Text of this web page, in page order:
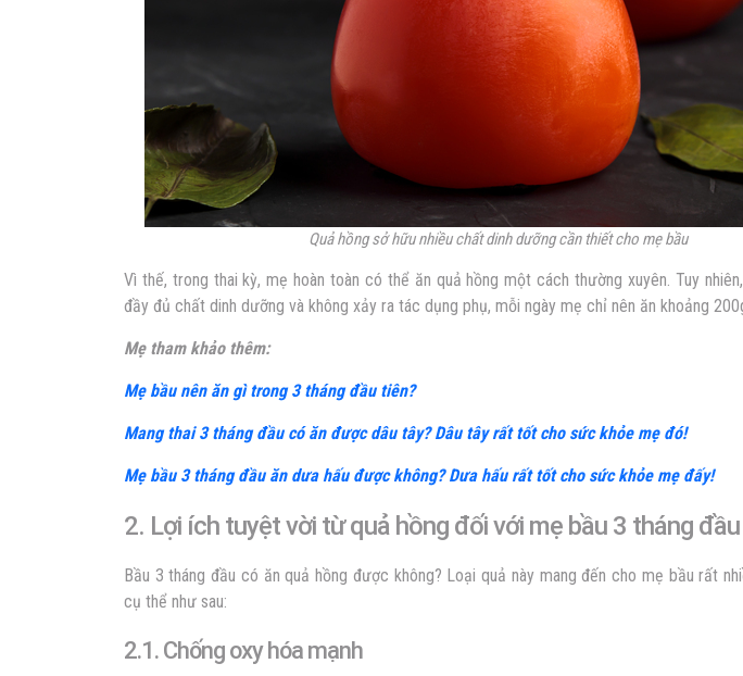
Quả hồng sở hữu nhiều chất dinh dưỡng cần thiết cho mẹ bầu
Vì thế, trong thai kỳ, mẹ hoàn toàn có thể ăn quả hồng một cách thường xuyên. Tuy
đầy đủ chất dinh dưỡng và không xảy ra tác dụng phụ, mỗi ngày mẹ chỉ nên ăn khoảng
Mẹ tham khảo thêm:
Mẹ bầu nên ăn gì trong 3 tháng đầu tiên?
Mang thai 3 tháng đầu có ăn được dâu tây? Dâu tây rất tốt cho sức khỏe mẹ đó!
Mẹ bầu 3 tháng đầu ăn dưa hấu được không? Dưa hấu rất tốt cho sức khỏe mẹ đấy!
2. Lợi ích tuyệt vời từ quả hồng đối với mẹ bầu 3 tháng đầu
Bầu 3 tháng đầu có ăn quả hồng được không? Loại quả này mang đến cho mẹ bầu rất
cụ thể như sau:
2.1. Chống oxy hóa mạnh